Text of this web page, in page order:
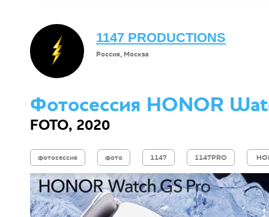
1147 PRODUCTIONS
Россия, Москва
Фотосессия HONOR
FOTO, 2020
фотосессия фото 1147 1147PRO